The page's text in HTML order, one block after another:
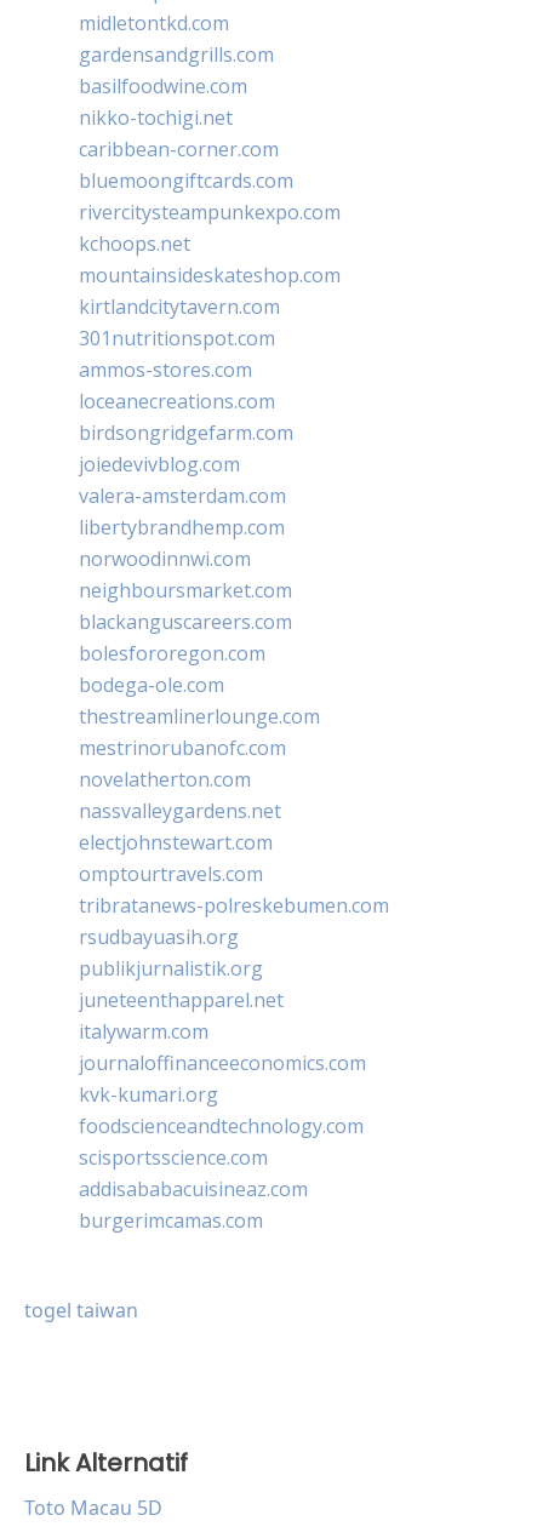
midletontkd.com
gardensandgrills.com
basilfoodwine.com
nikko-tochigi.net
caribbean-corner.com
bluemoongiftcards.com
rivercitysteampunkexpo.com
kchoops.net
mountainsideskateshop.com
kirtlandcitytavern.com
301nutritionspot.com
ammos-stores.com
loceanecreations.com
birdsongridgefarm.com
joiedevivblog.com
valera-amsterdam.com
libertybrandhemp.com
norwoodinnwi.com
neighboursmarket.com
blackanguscareers.com
bolesfororegon.com
bodega-ole.com
thestreamlinerlounge.com
mestrinorubanofc.com
novelatherton.com
nassvalleygardens.net
electjohnstewart.com
omptourtravels.com
tribratanews-polreskebumen.com
rsudbayuasih.org
publikjurnalistik.org
juneteenthapparel.net
italywarm.com
journaloffinanceeconomics.com
kvk-kumari.org
foodscienceandtechnology.com
scisportsscience.com
addisababacuisineaz.com
burgerimcamas.com
togel taiwan
Link Alternatif
Toto Macau 5D